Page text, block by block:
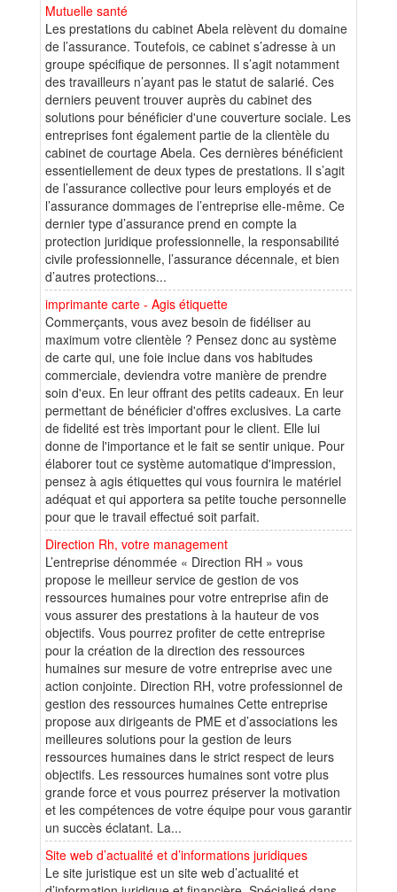
Mutuelle santé
Les prestations du cabinet Abela relèvent du domaine
de l’assurance. Toutefois, ce cabinet s’adresse à un
groupe spécifique de personnes. Il s’agit notamment
des travailleurs n’ayant pas le statut de salarié. Ces
derniers peuvent trouver auprès du cabinet des
solutions pour bénéficier d'une couverture sociale. Les
entreprises font également partie de la clientèle du
cabinet de courtage Abela. Ces dernières bénéficient
essentiellement de deux types de prestations. Il s’agit
de l’assurance collective pour leurs employés et de
l’assurance dommages de l’entreprise elle-même. Ce
dernier type d’assurance prend en compte la
protection juridique professionnelle, la responsabilité
civile professionnelle, l’assurance décennale, et bien
d’autres protections...
imprimante carte - Agis étiquette
Commerçants, vous avez besoin de fidéliser au
maximum votre clientèle ? Pensez donc au système
de carte qui, une foie inclue dans vos habitudes
commerciale, deviendra votre manière de prendre
soin d'eux. En leur offrant des petits cadeaux. En leur
permettant de bénéficier d'offres exclusives. La carte
de fidelité est très important pour le client. Elle lui
donne de l'importance et le fait se sentir unique. Pour
élaborer tout ce système automatique d'impression,
pensez à agis étiquettes qui vous fournira le matériel
adéquat et qui apportera sa petite touche personnelle
pour que le travail effectué soit parfait.
Direction Rh, votre management
L’entreprise dénommée « Direction RH » vous
propose le meilleur service de gestion de vos
ressources humaines pour votre entreprise afin de
vous assurer des prestations à la hauteur de vos
objectifs. Vous pourrez profiter de cette entreprise
pour la création de la direction des ressources
humaines sur mesure de votre entreprise avec une
action conjointe. Direction RH, votre professionnel de
gestion des ressources humaines Cette entreprise
propose aux dirigeants de PME et d’associations les
meilleures solutions pour la gestion de leurs
ressources humaines dans le strict respect de leurs
objectifs. Les ressources humaines sont votre plus
grande force et vous pourrez préserver la motivation
et les compétences de votre équipe pour vous garantir
un succès éclatant. La...
Site web d’actualité et d’informations juridiques
Le site juristique est un site web d’actualité et